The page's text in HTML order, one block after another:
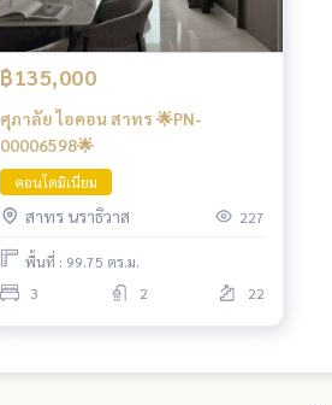
฿135,000
ศุภาลัย ไอคอน สาทร 🌟PN-
00006598🌟
คอนโดมิเนียม
สาทร นราธิวาส 227
พื้นที่ : 99.75 ตร.ม.
3
2 22